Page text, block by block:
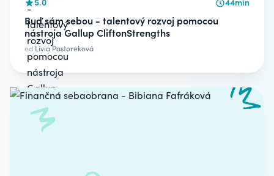
Buď sám sebou - talentový rozvoj pomocou
nástroja Gallup CliftonStrengths
od Lívia Pastoreková